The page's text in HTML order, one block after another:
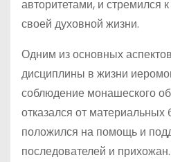
авторитетами, и стремился
своей духовной жизни.
Одним из основных
дисциплины в жизни
соблюдение монашеского
отказался от материальных
положился на помощь и
последователей и